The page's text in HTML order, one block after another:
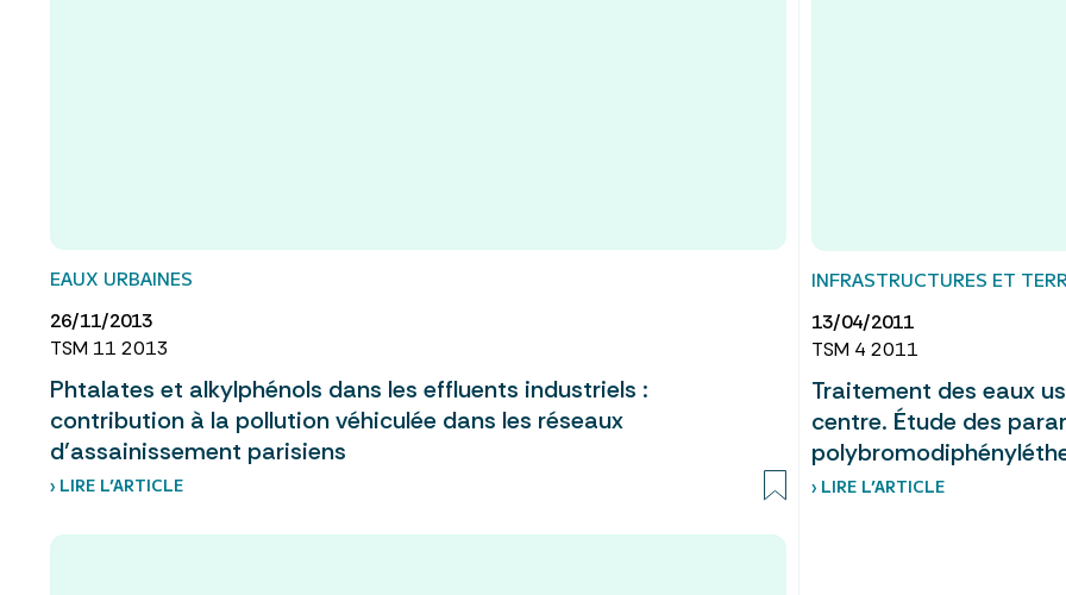
EAUX URBAINES
26/11/2013
TSM 11 2013
Phtalates et alkylphénols dans les effluents industriels :
contribution à la pollution véhiculée dans les réseaux
d’assainissement parisiens
› LIRE L’ARTICLE
INFRASTRUCTURES ET
13/04/2011
TSM 4 2011
Traitement des eaux
centre. Étude des
› LIRE L’ARTICLE